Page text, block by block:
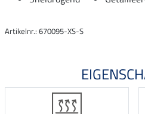
Artikelnr.: 670095-XS-S